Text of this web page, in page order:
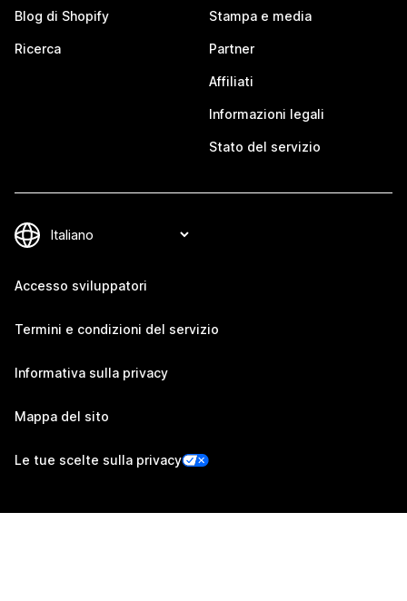
Blog di Shopify
Ricerca
Stampa e media
Partner
Affiliati
Informazioni legali
Stato del servizio
Accesso sviluppatori
Termini e condizioni del servizio
Informativa sulla privacy
Mappa del sito
Le tue scelte sulla privacy